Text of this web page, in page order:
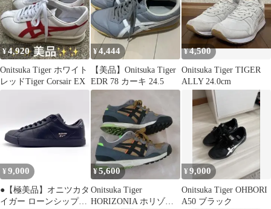
¥4,920
Onitsuka Tiger ホワイト
レッドTiger Corsair EX
¥4,444
【美品】Onitsuka Tiger
EDR 78 カーキ 24.5
¥4,500
Onitsuka Tiger TIGER
ALLY 24.0cm
¥ 9,000
●【極美品】オニツカタ
イガー ローンシップ
¥5,600
Onitsuka Tiger
HORIZONIA ホリゾニ
¥9,000
Onitsuka Tiger OHBORI
A50 ブラック